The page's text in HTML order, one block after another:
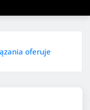
oferuje